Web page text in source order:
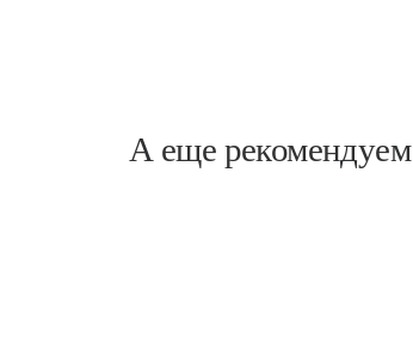
А еще рекомендуем